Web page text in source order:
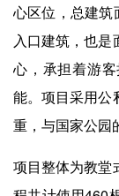
心区位，总建筑
入口建筑，也是
心，承担着游
能。项目采用公
重，与国家公园
项目整体为教堂